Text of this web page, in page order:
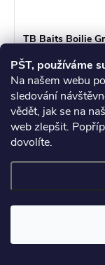
PŠT, používáme
Na našem webu
sledování
vědět, jak se na
web zlepšit.
dovolíte.
TB Baits Boilie
od139 Kč
Měrná
cena:
od 0,56 Kč / 1 g
Skladem>3 ks
čistokrevná
jsme poslední rok